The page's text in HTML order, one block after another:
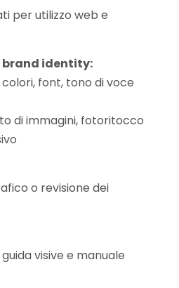
per utilizzo web e
brand identity:
font, tono di voce
di immagini, fotoritocco
o revisione dei
visive e manuale